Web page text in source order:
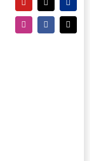
YouTubeTiktokPayPal
InstagramFacebook
E-
Mail